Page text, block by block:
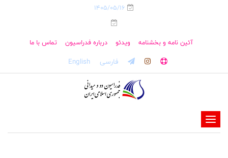
1405/05/16
آئین نامه و بخشنامه ویدئو درباره فدراسیون تماس با ما
فارسی English
-
-